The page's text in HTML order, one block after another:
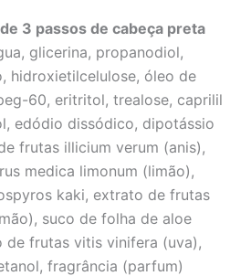
3 passos de cabeça preta
glicerina, propanodiol,
hidroxietilcelulose, óleo de
60, eritritol, trealose, caprilil
edódio dissódico, dipotássio
frutas illicium verum (anis),
medica limonum (limão),
kaki, extrato de frutas
suco de folha de aloe
de frutas vitis vinifera (uva),
fragrância (parfum)